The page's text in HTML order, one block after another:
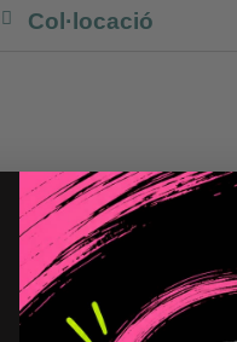
Col·locació